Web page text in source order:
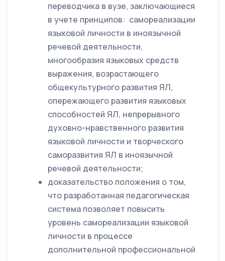
переводчика в вузе, заключающиеся
в учете принципов: самореализации
языковой личности в иноязычной
речевой деятельности,
многообразия языковых средств
выражения, возрастающего
общекультурного развития ЯЛ,
опережающего развития языковых
способностей ЯЛ, непрерывного
духовно-нравственного развития
языковой личности и творческого
саморазвития ЯЛ в иноязычной
речевой деятельности;
доказательство положения о том,
что разработанная педагогическая
система позволяет повысить
уровень самореализации языковой
личности в процессе
дополнительной профессиональной